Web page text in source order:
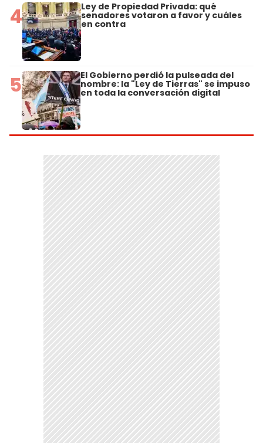
4 Ley de Propiedad Privada: qué
senadores votaron a favor y cuáles
en contra
5 El Gobierno perdió la pulseada del
nombre: la "Ley de Tierras" se impuso
en toda la conversación digital